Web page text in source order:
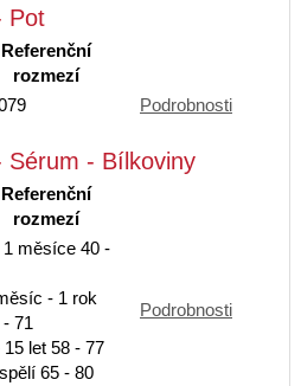
Pot
Referenční
rozmezí
Podrobnosti
Sérum - Bílkoviny
Referenční
rozmezí
1 měsíce 40 -
- 1 rok
71
15 let 58 - 77
65 - 80
Podrobnosti